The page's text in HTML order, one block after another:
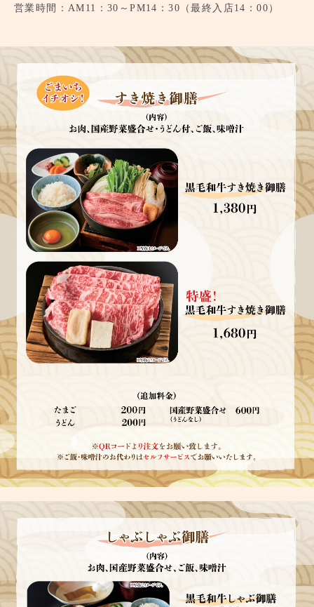
営業時間：AM11：30～PM14：30（最終入店14：00）